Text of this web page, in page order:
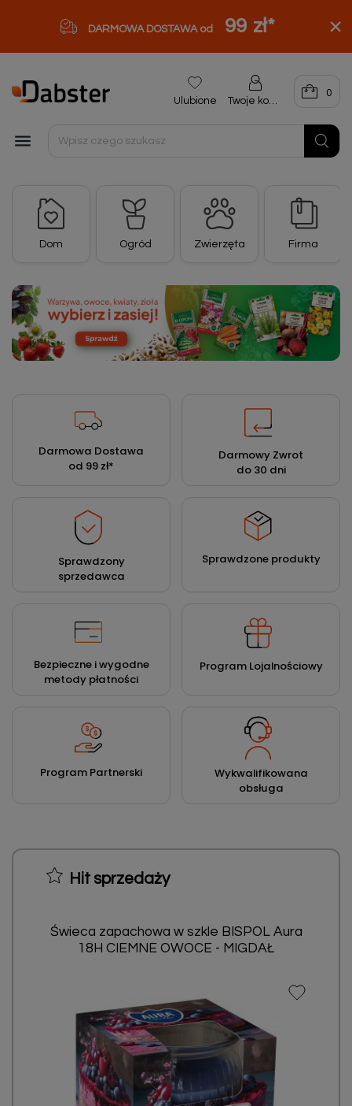
DARMOWA DOSTAWA od 99 zł*

Ulubione Twoje konto
0
Firma
Dom Ogród Zwierzęta
Darmowa Dostawa
od 99 zł*
Darmowy Zwrot
do 30 dni
Sprawdzony
sprzedawca
Sprawdzone produkty
Bezpieczne i wygodne
metody płatności
Program Lojalnościowy
Program Partnerski
Wykwalifikowana
obsługa
Hit sprzedaży
Świeca zapachowa w szkle BISPOL Aura
18H CIEMNE OWOCE - MIGDAŁ